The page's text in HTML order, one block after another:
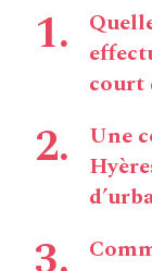
court
Une